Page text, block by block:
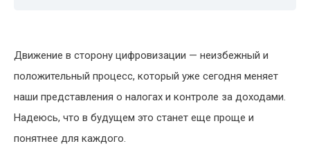
Движение в сторону цифровизации — неизбежный и
положительный процесс, который уже сегодня меняет
наши представления о налогах и контроле за доходами.
Надеюсь, что в будущем это станет еще проще и
понятнее для каждого.